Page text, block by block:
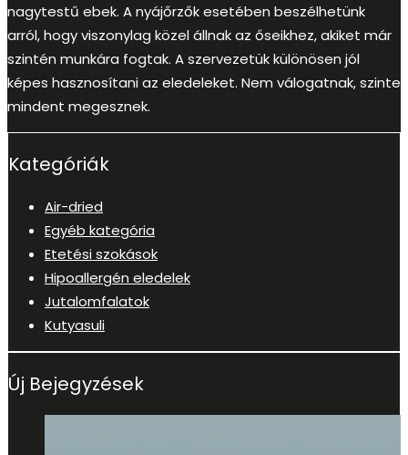
nagytestű ebek. A nyájőrzők esetében beszélhetünk
arról, hogy viszonylag közel állnak az őseikhez, akiket már
szintén munkára fogtak. A szervezetük különösen jól
képes hasznosítani az eledeleket. Nem válogatnak, szinte
mindent megesznek.
Kategóriák
Air-dried
Egyéb kategória
Etetési szokások
Hipoallergén eledelek
Jutalomfalatok
Kutyasuli
Új Bejegyzések